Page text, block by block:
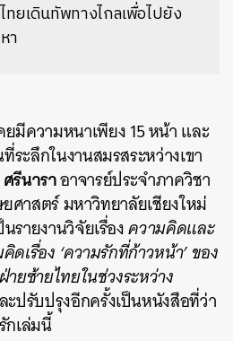
ทยเดินทัพทางไกลเพื่อไปยัง
า
ยมีความหนาเพียง 15 หน้า และ
ะลึกในงานสมรสระหว่างเขา
รีนาราอาจารย์ประจำภาควิชา
าสตร์ มหาวิทยาลัยเชียงใหม่
รายงานวิจัยเรื่องความคิดและ
ดเรื่อง ‘ความรักที่ก้าวหน้า’ ของ
ซ้ายไทยในช่วงระหว่าง
ะปรับปรุงอีกครั้งเป็นหนังสือที่ว่า
กเล่มนี้